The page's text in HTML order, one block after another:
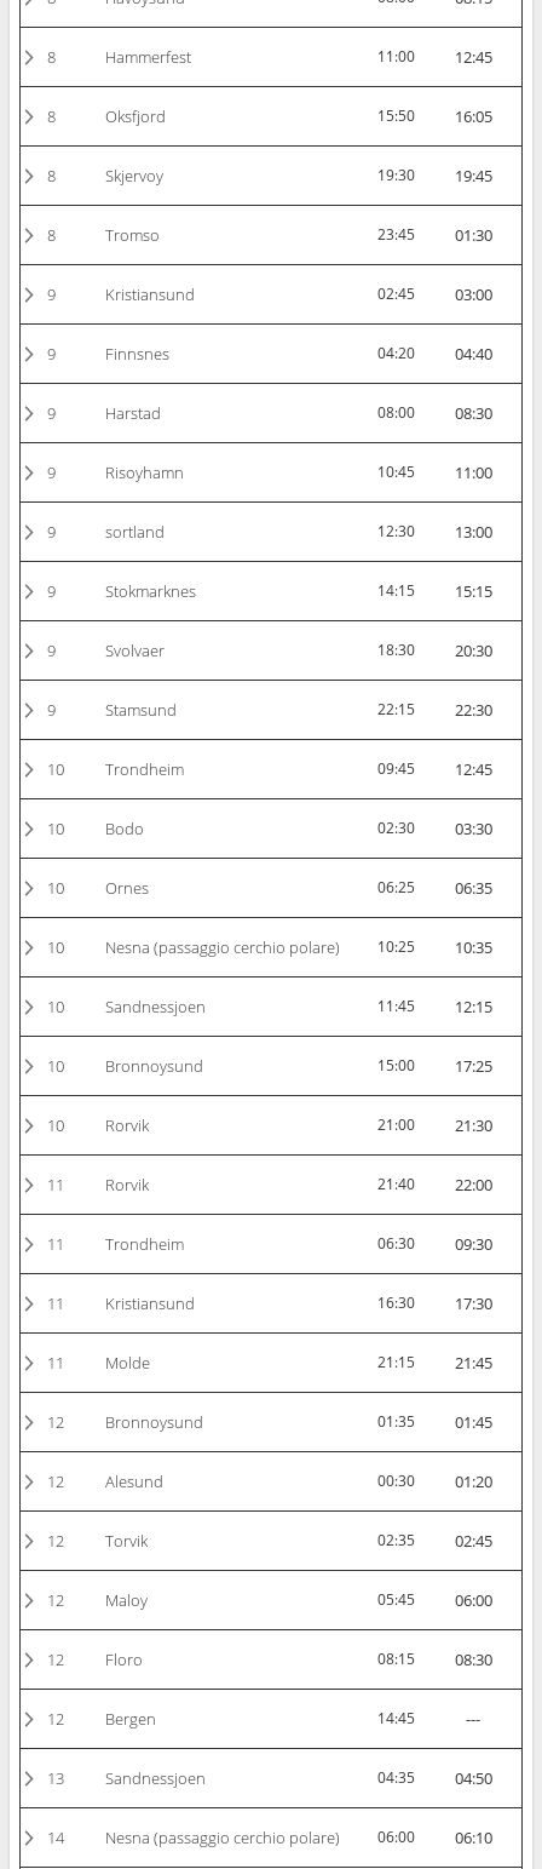
8 Hammerfest 11:00 12:45
8 Oksfjord 15:50 16:05
8 Skjervoy 19:30 19:45
8 Tromso 23:45 01:30
9 Kristiansund 02:45 03:00
9 Finnsnes 04:20 04:40
9 Harstad 08:00 08:30
9 Risoyhamn 10:45 11:00
9 sortland 12:30 13:00
9 Stokmarknes 14:15 15:15
9 Svolvaer 18:30 20:30
9 Stamsund 22:15 22:30
10 Trondheim 09:45 12:45
10 Bodo 02:30 03:30
10 Ornes 06:25 06:35
10 Nesna (passaggio cerchio polare) 10:25 10:35
10 Sandnessjoen 11:45 12:15
10 Bronnoysund 15:00 17:25
10 Rorvik 21:00 21:30
11 Rorvik 21:40 22:00
11 Trondheim 06:30 09:30
11 Kristiansund 16:30 17:30
11 Molde 21:15 21:45
12 Bronnoysund 01:35 01:45
12 Alesund 00:30 01:20
12 Torvik 02:35 02:45
12 Maloy 05:45 06:00
12 Floro 08:15 08:30
12 Bergen 14:45 ---
13 Sandnessjoen 04:35 04:50
14 Nesna (passaggio cerchio polare) 06:00 06:10